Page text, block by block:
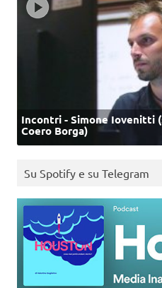
Incontri - Simone Iovenitti
Coero Borga)
Su Spotify e su Telegram